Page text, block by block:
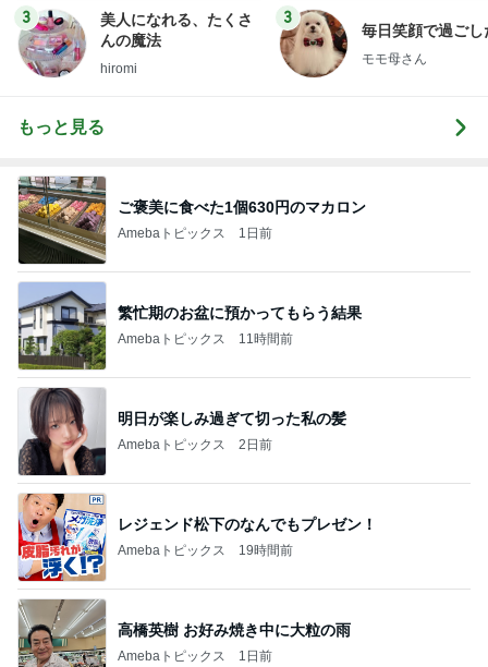
3
美人になれる、たくさ
んの魔法
hiromi
3
毎日笑顔で過ごし
モモ母さん
もっと見る
ご褒美に食べた1個630円のマカロン
Amebaトピックス 1日前
繁忙期のお盆に預かってもらう結果
Amebaトピックス 11時間前
明日が楽しみ過ぎて切った私の髪
Amebaトピックス 2日前
レジェンド松下のなんでもプレゼン！
Amebaトピックス 19時間前
高橋英樹 お好み焼き中に大粒の雨
Amebaトピックス 1日前